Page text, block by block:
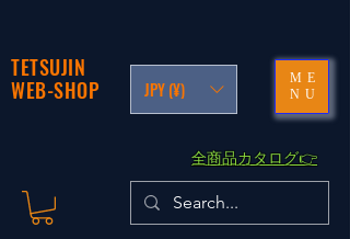
TETSUJIN
WEB-SHOP
JPY (¥)
ME
NU
​全商品カタログ👉